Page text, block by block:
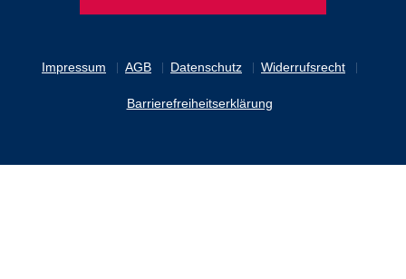
Impressum AGB Datenschutz Widerrufsrecht
Barrierefreiheitserklärung